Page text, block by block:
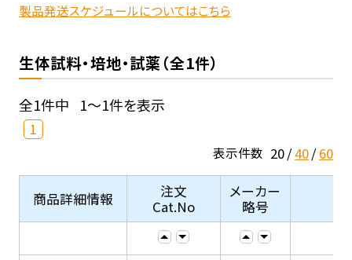
製品発送スケジュールについてはこちら
生体試料・培地・試薬（全1件）
全1件中 1～1件を表示
1
表示件数 20 40 60
商品詳細情報
注文
Cat.No
メーカー
略号